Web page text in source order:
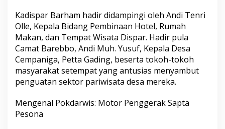
i
g
a
R
e
s
m
i
i
Kadispar Barham hadir didampingi oleh Andi Tenri
Olle, Kepala Bidang Pembinaan Hotel, Rumah
Makan, dan Tempat Wisata Dispar. Hadir pula
Camat Barebbo, Andi Muh. Yusuf, Kepala Desa
Cempaniga, Petta Gading, beserta tokoh-tokoh
masyarakat setempat yang antusias menyambut
penguatan sektor pariwisata desa mereka.
Mengenal Pokdarwis: Motor Penggerak Sapta
Pesona